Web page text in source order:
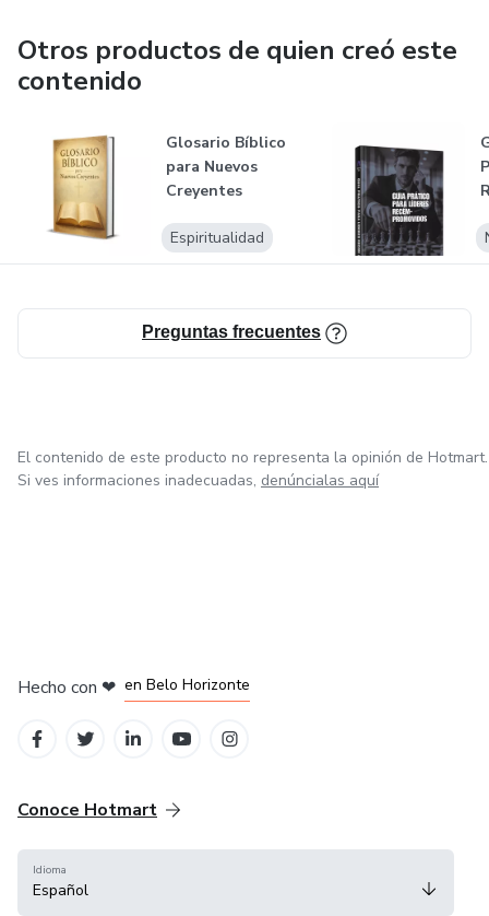
Otros productos de quien creó este
contenido
Glosario Bíblico
para Nuevos
Creyentes
Espiritualidad
Preguntas frecuentes
El contenido de este producto no representa la opinión de Hotmart.
Si ves informaciones inadecuadas, denúncialas aquí
Hecho con ❤ en Belo Horizonte
Conoce Hotmart
Idioma
Español